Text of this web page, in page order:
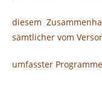
diesem
sämtlicher vom
umfasster